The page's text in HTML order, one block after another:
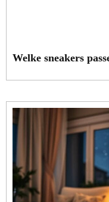
Welke sneakers